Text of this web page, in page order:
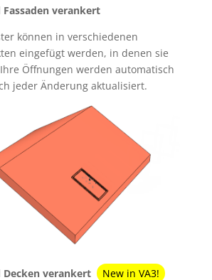
verankert
können in verschiedenen
eingefügt werden, in denen sie
Öffnungen werden automatisch
jeder Änderung aktualisiert.
Decken verankert New in VA3!